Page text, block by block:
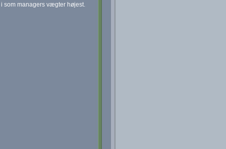
som managers vægter højest.